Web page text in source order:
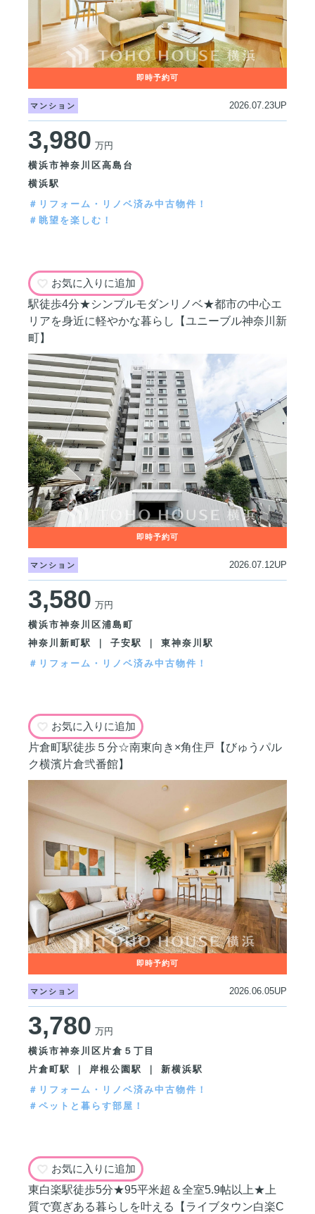
マンション 2026.07.23UP
3,980 万円
横浜市神奈川区高島台
横浜駅
＃リフォーム・リノベ済み中古物件！
＃眺望を楽しむ！
お気に入りに追加
駅徒歩4分★シンプルモダンリノベ★都市の中心エ
リアを身近に軽やかな暮らし【ユニーブル神奈川新
町】
マンション 2026.07.12UP
3,580 万円
横浜市神奈川区浦島町
神奈川新町駅 ｜ 子安駅 ｜ 東神奈川駅
＃リフォーム・リノベ済み中古物件！
お気に入りに追加
片倉町駅徒歩５分☆南東向き×角住戸【びゅうパル
ク横濱片倉弐番館】
マンション 2026.06.05UP
3,780 万円
横浜市神奈川区片倉５丁目
片倉町駅 ｜ 岸根公園駅 ｜ 新横浜駅
＃リフォーム・リノベ済み中古物件！
＃ペットと暮らす部屋！
お気に入りに追加
東白楽駅徒歩5分★95平米超＆全室5.9帖以上★上
質で寛ぎある暮らしを叶える【ライブタウン白楽C